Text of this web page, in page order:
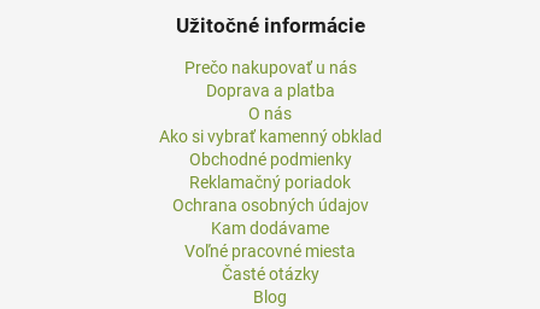
Užitočné informácie
Prečo nakupovať u nás
Doprava a platba
O nás
Ako si vybrať kamenný obklad
Obchodné podmienky
Reklamačný poriadok
Ochrana osobných údajov
Kam dodávame
Voľné pracovné miesta
Časté otázky
Blog